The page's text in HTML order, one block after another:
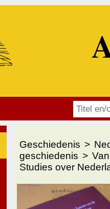
Geschiedenis
geschiedenis
Studies over